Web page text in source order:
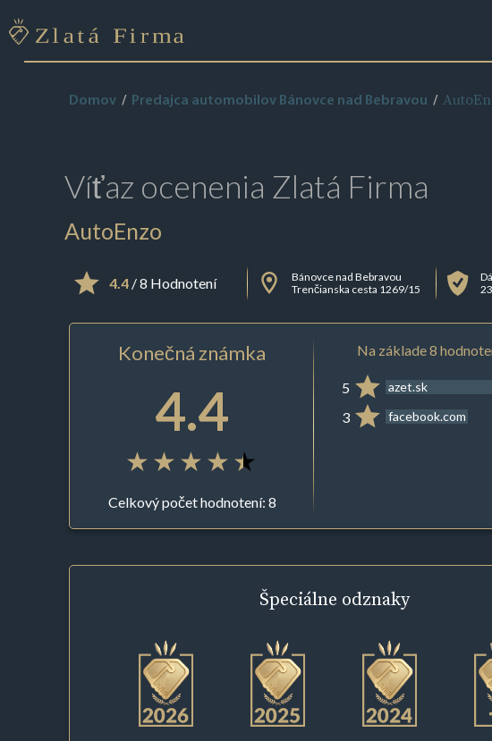
Domov Predajca automobilov Bánovce nad Bebravou
Víťaz ocenenia Zlatá Firma
AutoEnzo
4.4/ 8 Hodnotení
Bánovce nad Bebravou
Trenčianska cesta 1269/15
Konečná známka
4.4
Celkový počet hodnotení: 8
Na základe 8
5 azet.sk
3 facebook.com
Špeciálne odznaky